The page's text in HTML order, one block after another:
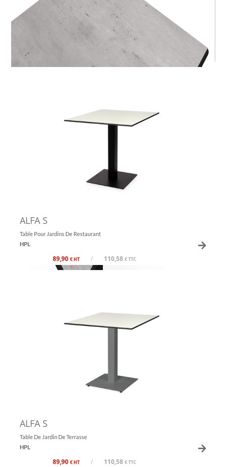
ALFA S
Table Pour Jardins De Restaurant
HPL
89,90 € HT / 110,58 € TTC
ALFA S
Table De Jardin De Terrasse
HPL
89,90 € HT / 110,58 € TTC